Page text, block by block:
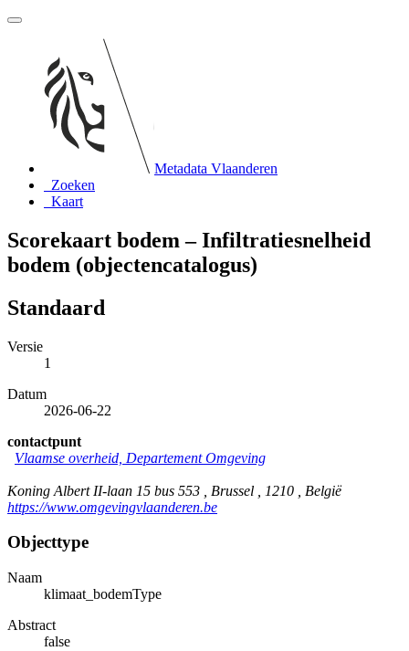
Metadata Vlaanderen
Zoeken
Kaart
Scorekaart bodem – Infiltratiesnelheid
bodem (objectencatalogus)
Standaard
Versie
1
Datum
2026-06-22
contactpunt
Vlaamse overheid, Departement Omgeving
Koning Albert II-laan 15 bus 553 , Brussel , 1210 , België
https://www.omgevingvlaanderen.be
Objecttype
Naam
klimaat_bodemType
Abstract
false